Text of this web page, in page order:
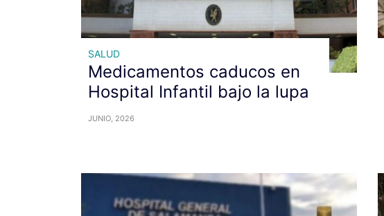
SALUD
Medicamentos caducos en
Hospital Infantil bajo la lupa
JUNIO, 2026